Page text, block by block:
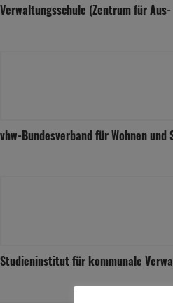
Verwaltungsschule (Zentrum für
vhw-Bundesverband für Wohnen
Studieninstitut für kommunale